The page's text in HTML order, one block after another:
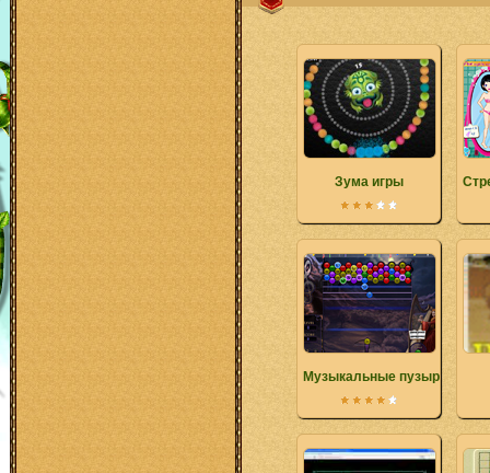
Зума игры
Музыкальные пузыри